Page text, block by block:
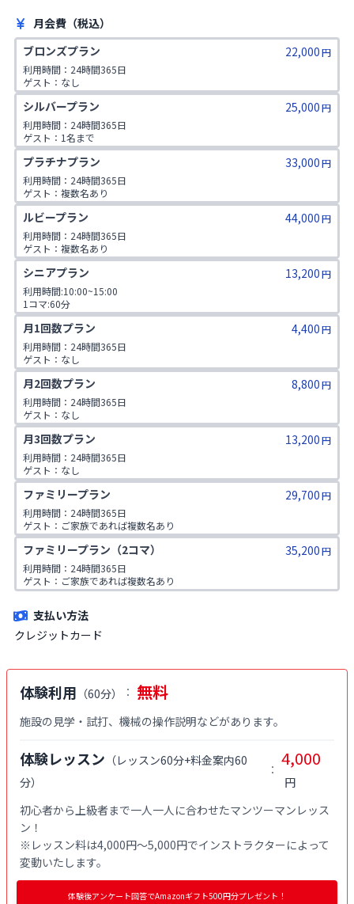
月会費（税込）
ブロンズプラン
22,000円
利用時間：24時間365日
ゲスト：なし
シルバープラン 25,000円
利用時間：24時間365日
ゲスト：1名まで
プラチナプラン 33,000円
利用時間：24時間365日
ゲスト：複数名あり
1日2コマ予約可
ルビープラン 44,000円
利用時間：24時間365日
ゲスト：複数名あり
1日3コマ予約可
シニアプラン 13,200円
利用時間:10:00~15:00
1コマ:60分
対象年齢:60歳以上
ゲスト:無し
月1回数プラン 4,400円
利用時間：24時間365日
ゲスト：なし
月2回数プラン 8,800円
利用時間：24時間365日
ゲスト：なし
月3回数プラン 13,200円
利用時間：24時間365日
ゲスト：なし
ファミリープラン 29,700円
利用時間：24時間365日
ゲスト：ご家族であれば複数名あり
※ご入会時にご家族名の登録をお願いしております。二親等までのご家
族が対象です。
ファミリープラン（2コマ） 35,200円
利用時間：24時間365日
ゲスト：ご家族であれば複数名あり
※ご入会時にご家族名の登録をお願いしております。二親等までのご家
支払い方法
クレジットカード
体験利用 （60分） ： 無料
施設の見学・試打、機械の操作説明などがあります。
体験レッスン （レッスン60分+料金案内60
分）
： 4,000
円
初心者から上級者まで一人一人に合わせたマンツーマンレッス
ン！
※レッスン料は4,000円〜5,000円でインストラクターによって
変動いたします。
体験後アンケート回答でAmazonギフト500円分プレゼント！